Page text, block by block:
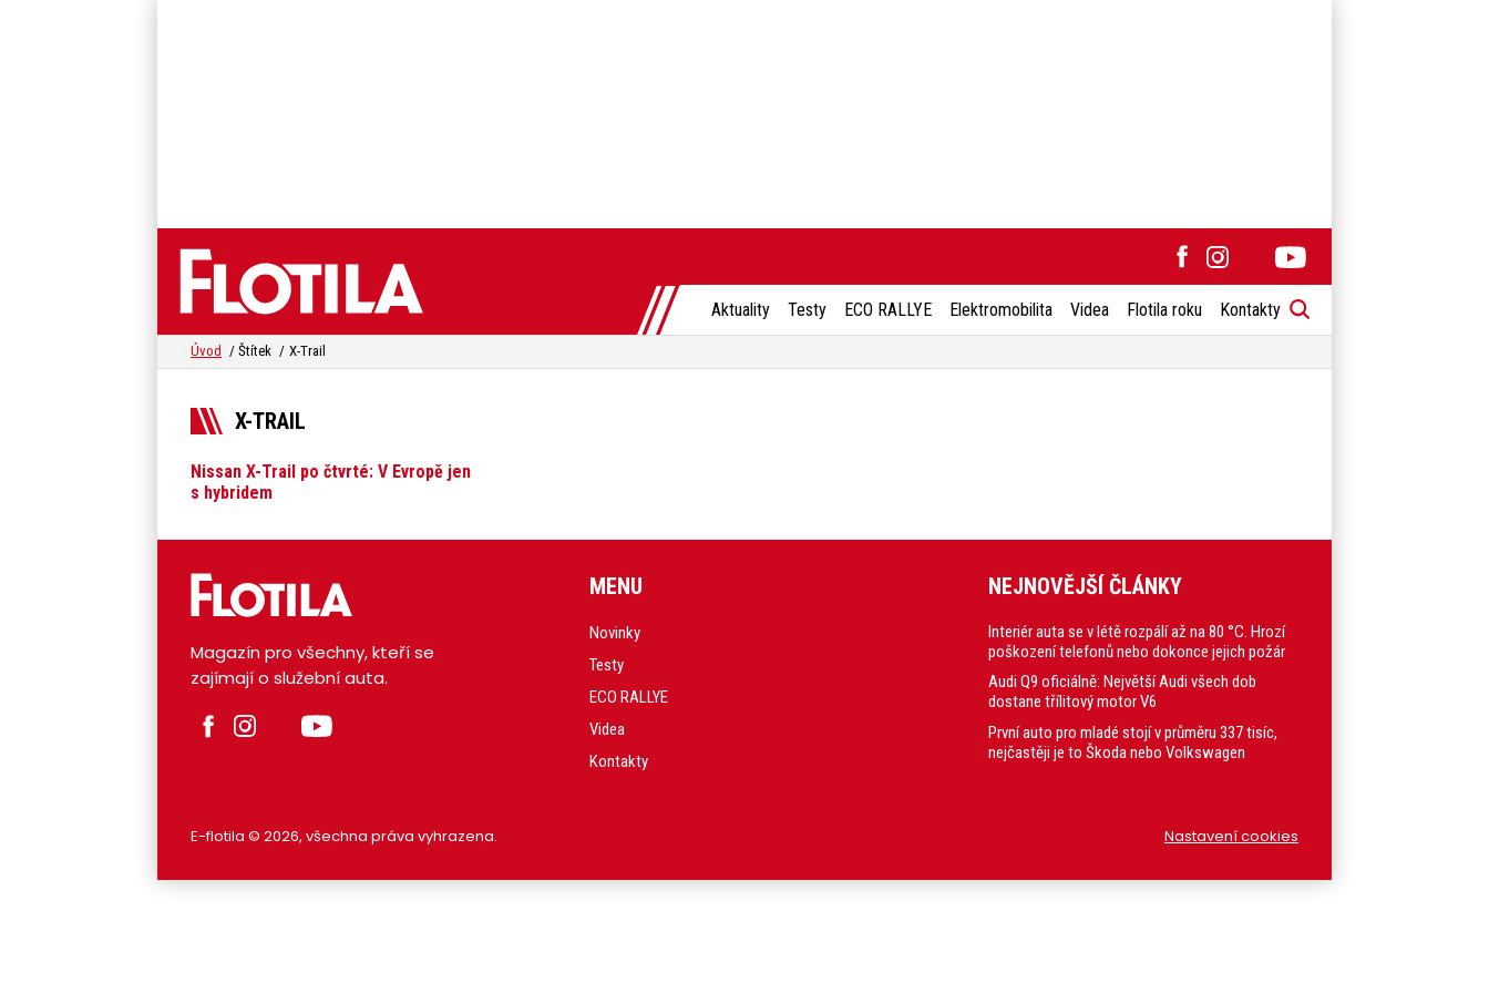
Aktuality Testy ECO RALLYE Elektromobilita Videa Flotila roku Kontakty
Úvod Štítek X-Trail
X-TRAIL
Nissan X-Trail po čtvrté: V Evropě jen
s hybridem
Magazín pro všechny, kteří se
zajímají o služební auta.
MENU
Novinky
Testy
ECO RALLYE
Videa
Kontakty
NEJNOVĚJŠÍ ČLÁNKY
Interiér auta se v létě rozpálí až na 80 °C. Hrozí
poškození telefonů nebo dokonce jejich požár
Audi Q9 oficiálně: Největší Audi všech dob
dostane třílitový motor V6
První auto pro mladé stojí v průměru 337 tisíc,
nejčastěji je to Škoda nebo Volkswagen
E-flotila © 2026, všechna práva vyhrazena. Nastavení cookies